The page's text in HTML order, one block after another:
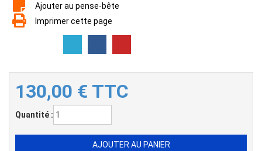
Ajouter au pense-bête
Imprimer cette page
130,00 € TTC
Quantité :